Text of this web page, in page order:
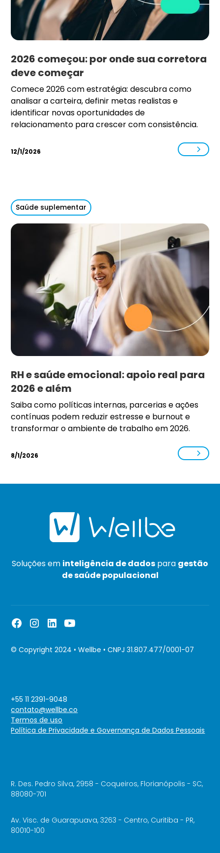
2026 começou: por onde sua corretora
deve começar
Comece 2026 com estratégia: descubra como
analisar a carteira, definir metas realistas e
identificar novas oportunidades de
relacionamento para crescer com consistência.
12/1/2026
Saúde suplementar
RH e saúde emocional: apoio real para
2026 e além
Saiba como políticas internas, parcerias e ações
contínuas podem reduzir estresse e burnout e
transformar o ambiente de trabalho em 2026.
8/1/2026
Soluções em inteligência de dados para gestão
de saúde populacional
© Copyright 2024 • Wellbe • CNPJ 31.807.477/0001-07
Termos de uso
Política de Privacidade e Governança de Dados Pessoais
+55 11 2391-9048
contato@wellbe.co
R. Des. Pedro Silva, 2958 - Coqueiros, Florianópolis - SC,
88080-701
Av. Visc. de Guarapuava, 3263 - Centro, Curitiba - PR,
80010-100